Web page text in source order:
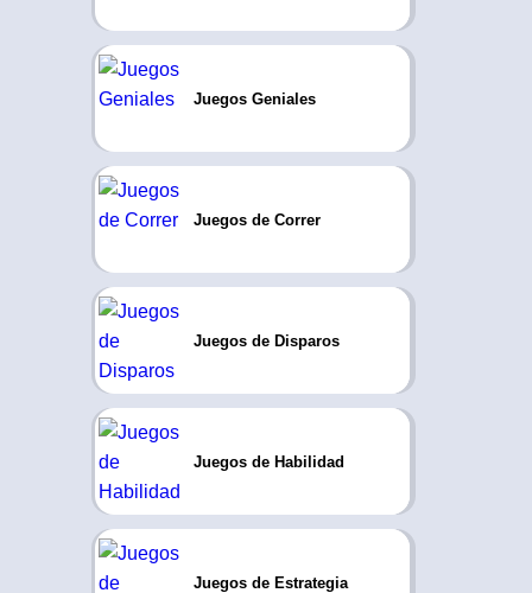
Juegos Geniales
Juegos de Correr
Juegos de Disparos
Juegos de Habilidad
Juegos de Estrategia